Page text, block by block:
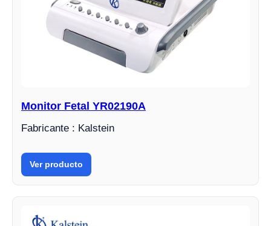
Monitor Fetal YR02190A
Fabricante : Kalstein
Ver producto